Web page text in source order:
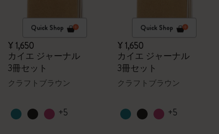
Quick Shop
¥ 1,650
カイエ ジャーナル
3冊セット
クラフトブラウン
+5
Quick Shop
¥ 1,650
カイエ ジャーナル
3冊セット
クラフトブラウン
+5